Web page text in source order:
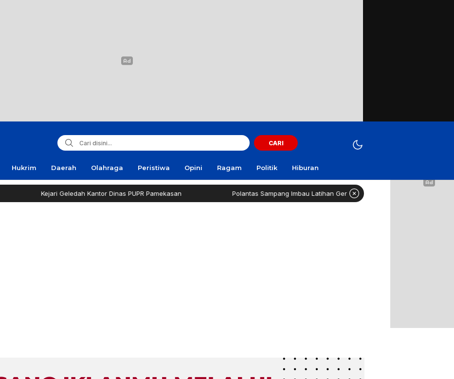
CARI
Hukrim Daerah Olahraga Peristiwa Opini Ragam Politik Hiburan
Kejari Geledah Kantor Dinas PUPR Pamekasan Polantas Sampang Imbau Latihan Gerak Jalan Tak Gunakan Jalan Raya